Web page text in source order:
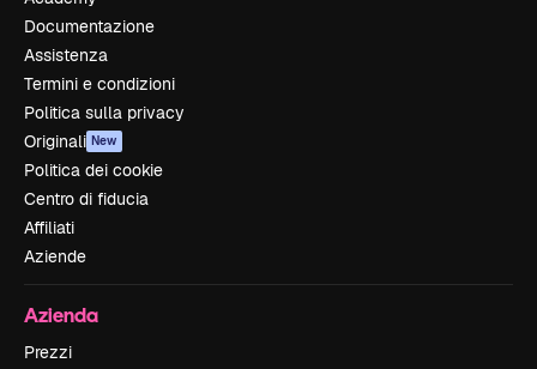
Documentazione
Assistenza
Termini e condizioni
Politica sulla privacy
Originali New
Politica dei cookie
Centro di fiducia
Affiliati
Aziende
Azienda
Prezzi